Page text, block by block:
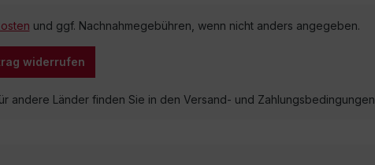
und ggf. Nachnahmegebühren, wenn nicht anders angegeben.
widerrufen
andere Länder finden Sie in den Versand- und Zahlungsbedingungen